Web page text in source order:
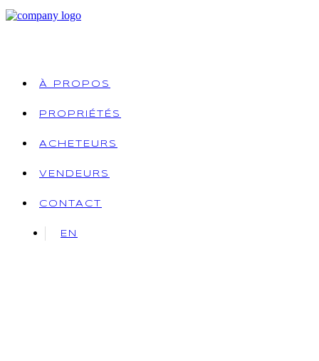
À PROPOS
PROPRIÉTÉS
ACHETEURS
VENDEURS
CONTACT
EN